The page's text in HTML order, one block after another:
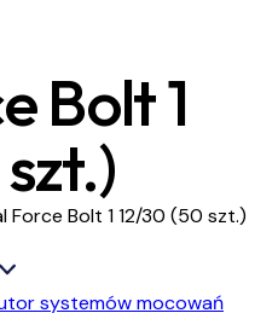
Bolt 1
Force Bolt 1 12/30 (50 szt.)